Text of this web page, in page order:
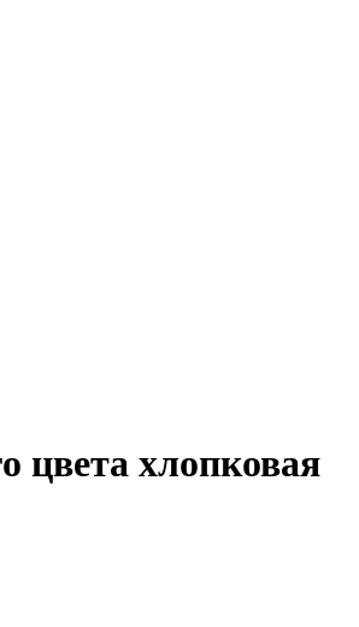
цвета хлопковая